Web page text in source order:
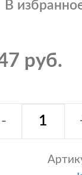
В
руб.
-